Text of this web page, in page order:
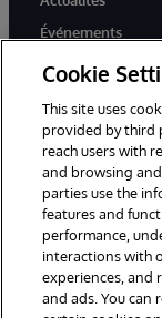
Événements
Rejoignez-nous
© 1996-2026
réservés.
Mentions légales
Déclaration de
Cookie
This site uses
provided by third
reach users with
and browsing
parties use the
features and
performance,
interactions with
experiences, and
and ads. You can